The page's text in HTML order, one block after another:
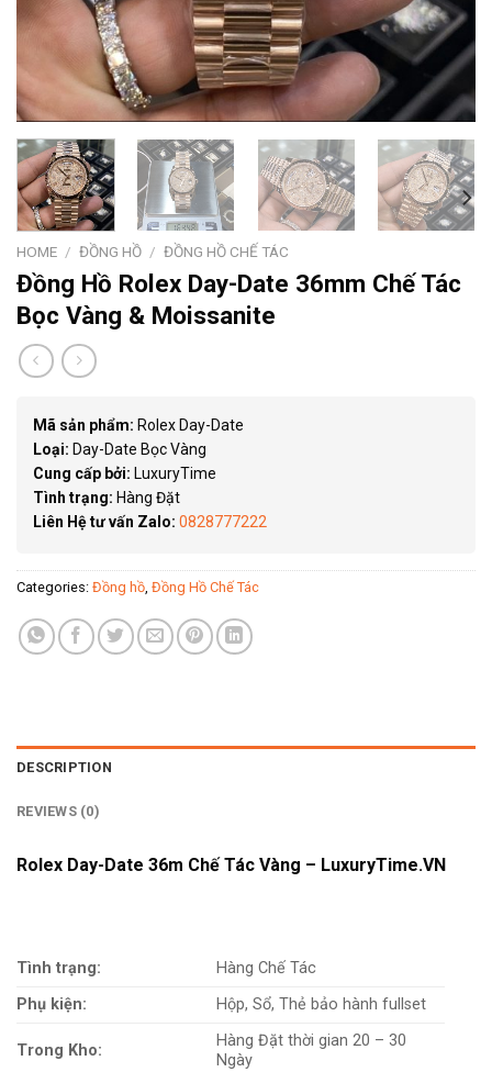
HOME / ĐỒNG HỒ / ĐỒNG HỒ CHẾ TÁC
Đồng Hồ Rolex Day-Date 36mm Chế Tác
Bọc Vàng & Moissanite
Mã sản phẩm: Rolex Day-Date
Loại: Day-Date Bọc Vàng
Cung cấp bởi: LuxuryTime
Tình trạng: Hàng Đặt
Liên Hệ tư vấn Zalo: 0828777222
Categories: Đồng hồ Đồng Hồ Chế Tác
DESCRIPTION
REVIEWS (0)
Rolex Day-Date 36m Chế Tác Vàng – LuxuryTime.VN
Tình trạng:
Hàng Chế Tác
Phụ kiện:
Hộp, Sổ, Thẻ bảo hành fullset
Trong Kho:
Hàng Đặt thời gian 20 – 30
Ngày